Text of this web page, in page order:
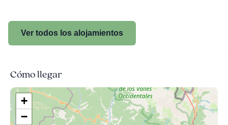
Ver todos los alojamientos
Cómo llegar
+
−